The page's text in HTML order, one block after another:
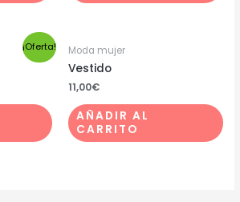
¡Oferta! Moda mujer
Vestido
11,00€
AÑADIR AL
CARRITO